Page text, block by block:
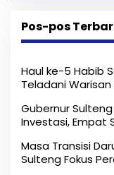
Pos-pos
Haul ke-5 Habib
Teladani
Gubernur
Investasi, Empat
Masa Transisi
Sulteng Fokus